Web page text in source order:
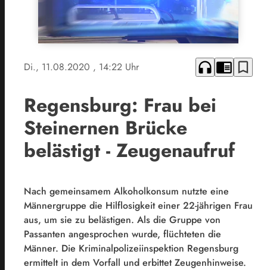
Di., 11.08.2020 , 14:22 Uhr headphones chrome_reader_mode bookmark_border
Regensburg: Frau bei
Steinernen Brücke
belästigt - Zeugenaufruf
Nach gemeinsamem Alkoholkonsum nutzte eine
Männergruppe die Hilflosigkeit einer 22-jährigen Frau
aus, um sie zu belästigen. Als die Gruppe von
Passanten angesprochen wurde, flüchteten die
Männer. Die Kriminalpolizeiinspektion Regensburg
ermittelt in dem Vorfall und erbittet Zeugenhinweise.